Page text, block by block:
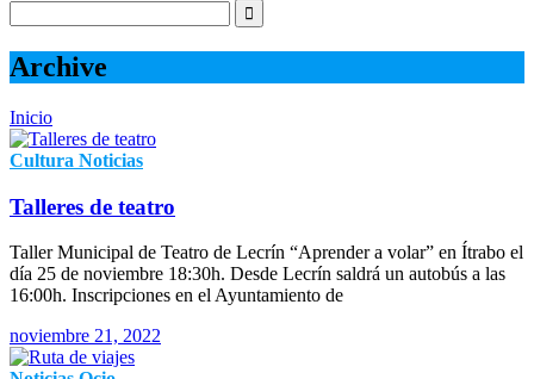
Archive
Inicio
Cultura Noticias
Talleres de teatro
Taller Municipal de Teatro de Lecrín “Aprender a volar” en Ítrabo el
día 25 de noviembre 18:30h. Desde Lecrín saldrá un autobús a las
16:00h. Inscripciones en el Ayuntamiento de
noviembre 21, 2022